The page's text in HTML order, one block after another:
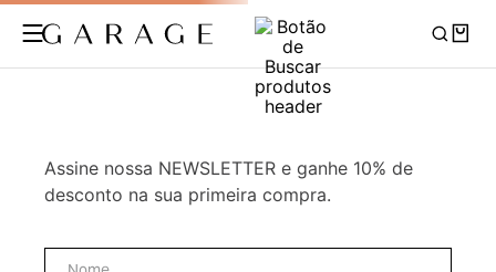
Assine nossa NEWSLETTER e ganhe 10% de
desconto na sua primeira compra.